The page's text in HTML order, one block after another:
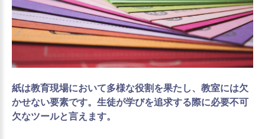
紙は教育現場において多様な役割を果たし、教室には欠
かせない要素です。生徒が学びを追求する際に必要不可
欠なツールと言えます。